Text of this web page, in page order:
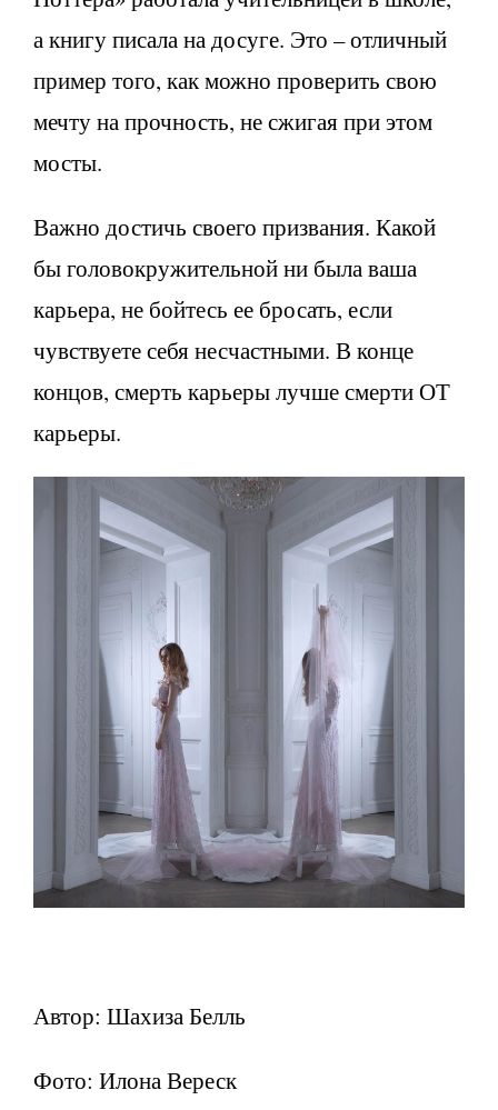
а книгу писала на досуге. Это – отличный
пример того, как можно проверить свою
мечту на прочность, не сжигая при этом
мосты.
Важно достичь своего призвания. Какой
бы головокружительной ни была ваша
карьера, не бойтесь ее бросать, если
чувствуете себя несчастными. В конце
концов, смерть карьеры лучше смерти ОТ
карьеры.
Автор: Шахиза Белль
Фото: Илона Вереск